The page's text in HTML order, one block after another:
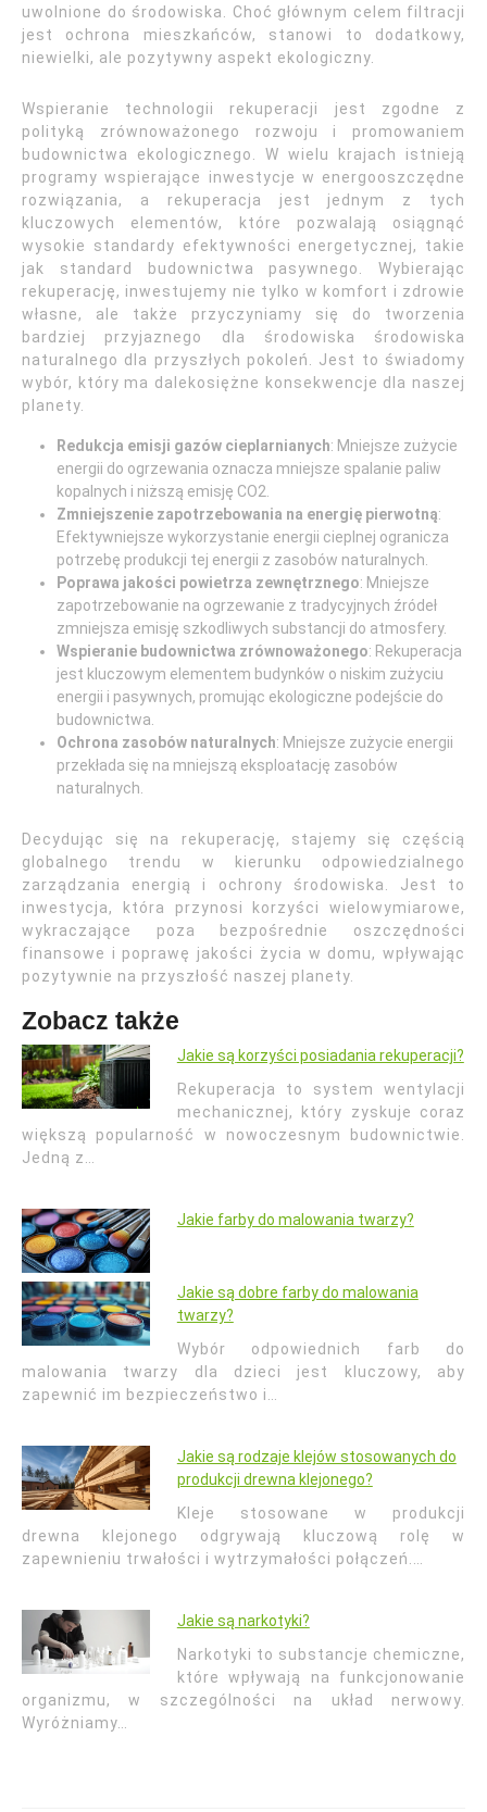
uwolnione do środowiska. Choć głównym celem filtracji
jest ochrona mieszkańców, stanowi to dodatkowy,
niewielki, ale pozytywny aspekt ekologiczny.
Wspieranie technologii rekuperacji jest zgodne z
polityką zrównoważonego rozwoju i promowaniem
budownictwa ekologicznego. W wielu krajach istnieją
programy wspierające inwestycje w energooszczędne
rozwiązania, a rekuperacja jest jednym z tych
kluczowych elementów, które pozwalają osiągnąć
wysokie standardy efektywności energetycznej, takie
jak standard budownictwa pasywnego. Wybierając
rekuperację, inwestujemy nie tylko w komfort i zdrowie
własne, ale także przyczyniamy się do tworzenia
bardziej przyjaznego dla środowiska środowiska
naturalnego dla przyszłych pokoleń. Jest to świadomy
wybór, który ma dalekosiężne konsekwencje dla naszej
planety.
Redukcja emisji gazów cieplarnianych: Mniejsze zużycie
energii do ogrzewania oznacza mniejsze spalanie paliw
kopalnych i niższą emisję CO2.
Zmniejszenie zapotrzebowania na energię pierwotną:
Efektywniejsze wykorzystanie energii cieplnej ogranicza
potrzebę produkcji tej energii z zasobów naturalnych.
Poprawa jakości powietrza zewnętrznego: Mniejsze
zapotrzebowanie na ogrzewanie z tradycyjnych źródeł
zmniejsza emisję szkodliwych substancji do atmosfery.
Wspieranie budownictwa zrównoważonego: Rekuperacja
jest kluczowym elementem budynków o niskim zużyciu
energii i pasywnych, promując ekologiczne podejście do
budownictwa.
Ochrona zasobów naturalnych: Mniejsze zużycie energii
przekłada się na mniejszą eksploatację zasobów
naturalnych.
Decydując się na rekuperację, stajemy się częścią
globalnego trendu w kierunku odpowiedzialnego
zarządzania energią i ochrony środowiska. Jest to
inwestycja, która przynosi korzyści wielowymiarowe,
wykraczające poza bezpośrednie oszczędności
finansowe i poprawę jakości życia w domu, wpływając
pozytywnie na przyszłość naszej planety.
Zobacz także
Jakie są korzyści posiadania rekuperacji?
Rekuperacja to system wentylacji
mechanicznej, który zyskuje coraz
większą popularność w nowoczesnym budownictwie.
Jedną z…
Jakie farby do malowania twarzy?
Jakie są dobre farby do malowania
twarzy?
Wybór odpowiednich farb do
malowania twarzy dla dzieci jest kluczowy, aby
zapewnić im bezpieczeństwo i…
Jakie są rodzaje klejów stosowanych do
produkcji drewna klejonego?
Kleje stosowane w produkcji
drewna klejonego odgrywają kluczową rolę w
zapewnieniu trwałości i wytrzymałości połączeń.…
Jakie są narkotyki?
Narkotyki to substancje chemiczne,
które wpływają na funkcjonowanie
organizmu, w szczególności na układ nerwowy.
Wyróżniamy…